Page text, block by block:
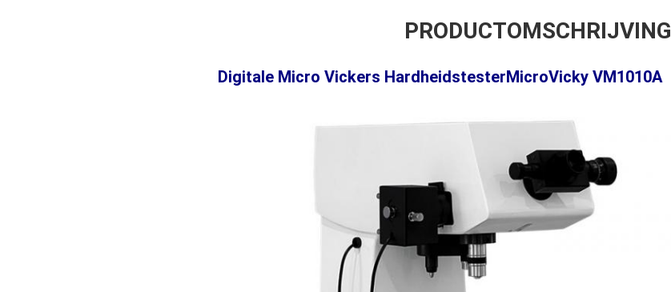
PRODUCTOMSCHRIJVING
Digitale Micro Vickers HardheidstesterMicroVicky VM1010A